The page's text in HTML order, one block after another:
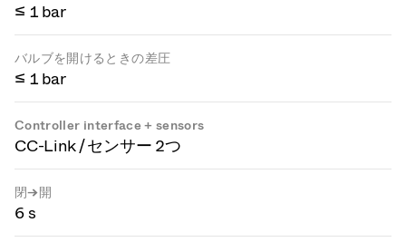
≤ 1 bar
バルブを開けるときの差圧
≤ 1 bar
Controller interface + sensors
CC-Link / センサー 2つ
閉→開
6 s